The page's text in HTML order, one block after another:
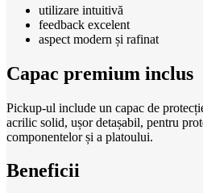
utilizare intuitivă
feedback excelent
aspect modern și rafinat
Capac premium inclus
Pickup-ul include un capac de
acrilic solid, ușor detașabil, pentru
componentelor și a platoului.
Beneficii